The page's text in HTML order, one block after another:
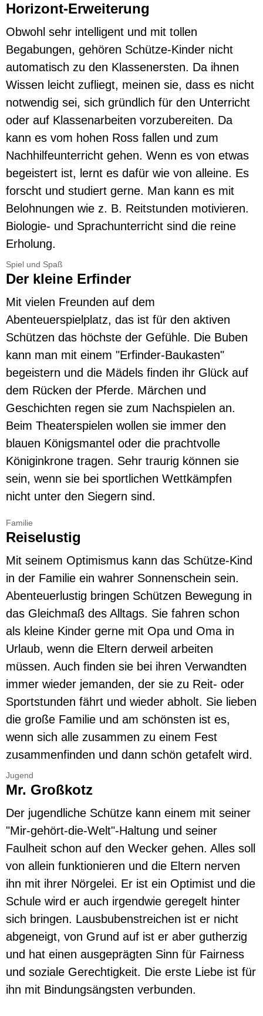
Horizont-Erweiterung
Obwohl sehr intelligent und mit tollen
Begabungen, gehören Schütze-Kinder nicht
automatisch zu den Klassenersten. Da ihnen
Wissen leicht zufliegt, meinen sie, dass es nicht
notwendig sei, sich gründlich für den Unterricht
oder auf Klassenarbeiten vorzubereiten. Da
kann es vom hohen Ross fallen und zum
Nachhilfeunterricht gehen. Wenn es von etwas
begeistert ist, lernt es dafür wie von alleine. Es
forscht und studiert gerne. Man kann es mit
Belohnungen wie z. B. Reitstunden motivieren.
Biologie- und Sprachunterricht sind die reine
Erholung.
Spiel und Spaß
Der kleine Erfinder
Mit vielen Freunden auf dem
Abenteuerspielplatz, das ist für den aktiven
Schützen das höchste der Gefühle. Die Buben
kann man mit einem "Erfinder-Baukasten"
begeistern und die Mädels finden ihr Glück auf
dem Rücken der Pferde. Märchen und
Geschichten regen sie zum Nachspielen an.
Beim Theaterspielen wollen sie immer den
blauen Königsmantel oder die prachtvolle
Königinkrone tragen. Sehr traurig können sie
sein, wenn sie bei sportlichen Wettkämpfen
nicht unter den Siegern sind.
Familie
Reiselustig
Mit seinem Optimismus kann das Schütze-Kind
in der Familie ein wahrer Sonnenschein sein.
Abenteuerlustig bringen Schützen Bewegung in
das Gleichmaß des Alltags. Sie fahren schon
als kleine Kinder gerne mit Opa und Oma in
Urlaub, wenn die Eltern derweil arbeiten
müssen. Auch finden sie bei ihren Verwandten
immer wieder jemanden, der sie zu Reit- oder
Sportstunden fährt und wieder abholt. Sie lieben
die große Familie und am schönsten ist es,
wenn sich alle zusammen zu einem Fest
zusammenfinden und dann schön getafelt wird.
Jugend
Mr. Großkotz
Der jugendliche Schütze kann einem mit seiner
"Mir-gehört-die-Welt"-Haltung und seiner
Faulheit schon auf den Wecker gehen. Alles soll
von allein funktionieren und die Eltern nerven
ihn mit ihrer Nörgelei. Er ist ein Optimist und die
Schule wird er auch irgendwie geregelt hinter
sich bringen. Lausbubenstreichen ist er nicht
abgeneigt, von Grund auf ist er aber gutherzig
und hat einen ausgeprägten Sinn für Fairness
und soziale Gerechtigkeit. Die erste Liebe ist für
ihn mit Bindungsängsten verbunden.